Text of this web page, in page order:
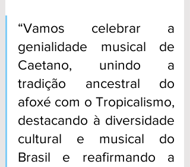
“Vamos celebrar a
genialidade musical de
Caetano, unindo a
tradição ancestral do
afoxé com o Tropicalismo,
destacando à diversidade
cultural e musical do
Brasil e reafirmando a